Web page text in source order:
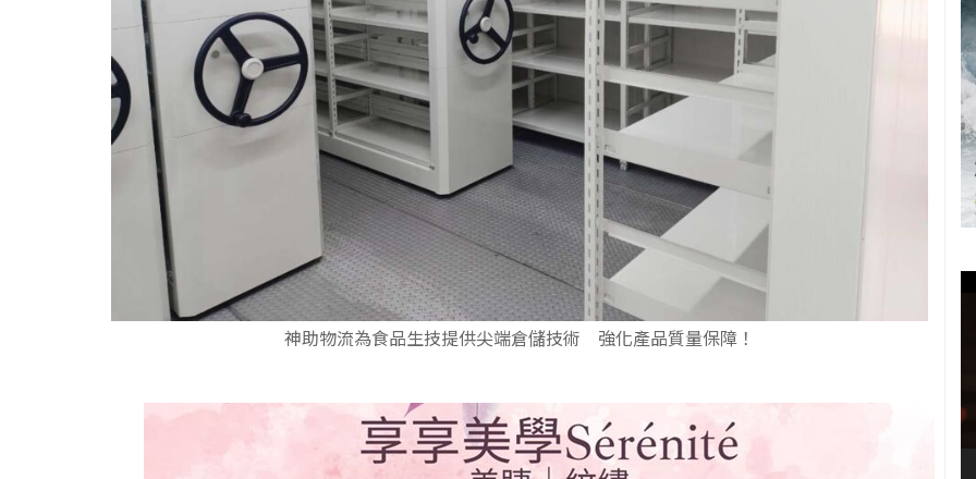
神助物流為食品生技提供尖端倉儲技術 強化產品質量保障！